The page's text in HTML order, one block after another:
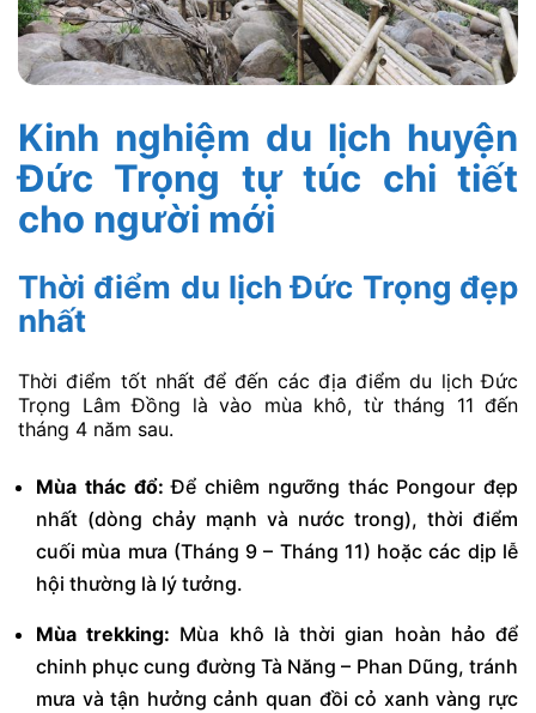
Kinh nghiệm du lịch huyện
Đức Trọng tự túc chi tiết
cho người mới
Thời điểm du lịch Đức Trọng đẹp
nhất
Thời điểm tốt nhất để đến các địa điểm du lịch Đức
Trọng Lâm Đồng là vào mùa khô, từ tháng 11 đến
tháng 4 năm sau.
Mùa thác đổ: Để chiêm ngưỡng thác Pongour đẹp
nhất (dòng chảy mạnh và nước trong), thời điểm
cuối mùa mưa (Tháng 9 – Tháng 11) hoặc các dịp lễ
hội thường là lý tưởng.
Mùa trekking: Mùa khô là thời gian hoàn hảo để
chinh phục cung đường Tà Năng – Phan Dũng, tránh
mưa và tận hưởng cảnh quan đồi cỏ xanh vàng rực